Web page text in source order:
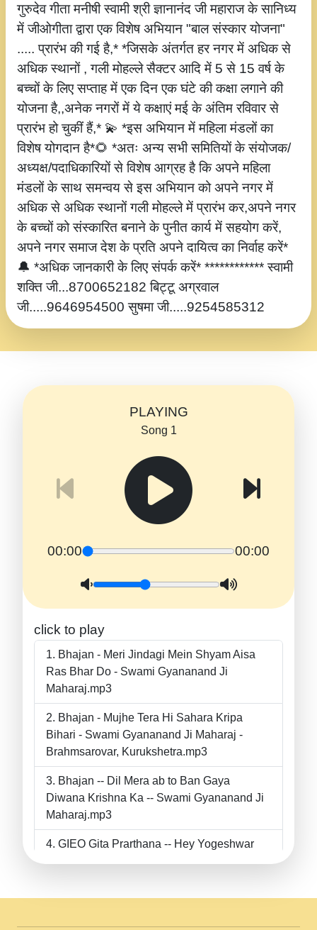
गुरुदेव गीता मनीषी स्वामी श्री ज्ञानानंद जी महाराज के सानिध्य
में जीओगीता द्वारा एक विशेष अभियान "बाल संस्कार योजना"
..... प्रारंभ की गई है,* *जिसके अंतर्गत हर नगर में अधिक से
अधिक स्थानों , गली मोहल्ले सैक्टर आदि में 5 से 15 वर्ष के
बच्चों के लिए सप्ताह में एक दिन एक घंटे की कक्षा लगाने की
योजना है,,अनेक नगरों में ये कक्षाएं मई के अंतिम रविवार से
प्रारंभ हो चुकीं हैं,* 💫 *इस अभियान में महिला मंडलों का
विशेष योगदान है*🌻 *अतः अन्य सभी समितियों के संयोजक/
अध्यक्ष/पदाधिकारियों से विशेष आग्रह है कि अपने महिला
मंडलों के साथ समन्वय से इस अभियान को अपने नगर में
अधिक से अधिक स्थानों गली मोहल्ले में प्रारंभ कर,अपने नगर
के बच्चों को संस्कारित बनाने के पुनीत कार्य में सहयोग करें,
अपने नगर समाज देश के प्रति अपने दायित्व का निर्वाह करें*
🔔 *अधिक जानकारी के लिए संपर्क करें* ************ स्वामी
शक्ति जी...8700652182 बिट्टू अग्रवाल
जी.....9646954500 सुषमा जी.....9254585312
PLAYING
Song 1
00:00 00:00
click to play
Bhajan - Meri Jindagi Mein Shyam Aisa
Ras Bhar Do - Swami Gyananand Ji
Maharaj.mp3
Bhajan - Mujhe Tera Hi Sahara Kripa
Bihari - Swami Gyananand Ji Maharaj -
Brahmsarovar, Kurukshetra.mp3
Bhajan -- Dil Mera ab to Ban Gaya
Diwana Krishna Ka -- Swami Gyananand Ji
Maharaj.mp3
GIEO Gita Prarthana -- Hey Yogeshwar
II Swami Gyananand Ji Maharaj.mp3